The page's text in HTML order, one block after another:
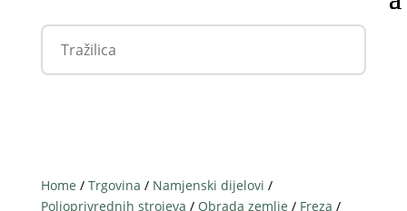
Home / Trgovina / Namjenski dijelovi /
Poljoprivrednih strojeva / Obrada zemlje / Freza /